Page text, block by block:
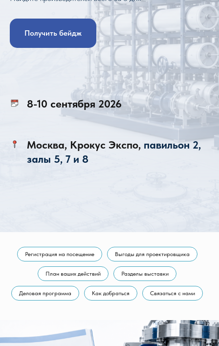
Получить бейдж
8-10 сентября 2026
Москва, Крокус Экспо, павильон 2,
залы 5, 7 и 8
Регистрация на посещение Выгоды для проектировщика
План ваших действий Разделы выставки
Деловая программа Как добраться Связаться с нами